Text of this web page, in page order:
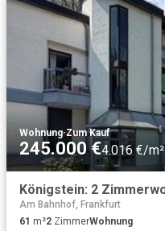
Wohnung·Zum Kauf
245.000 €4.016 €/m²
Am Bahnhof, Frankfurt
61 m²2 ZimmerWohnung